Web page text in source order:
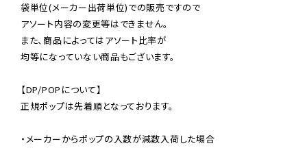
袋単位(メーカー出荷単位)での販売ですので
アソート内容の変更等はできません。
また、商品によってはアソート比率が
均等になっていない商品もございます。
【DP/POPについて】
正規ポップは先着順となっております。
・メーカーからポップの入数が減数入荷した場合